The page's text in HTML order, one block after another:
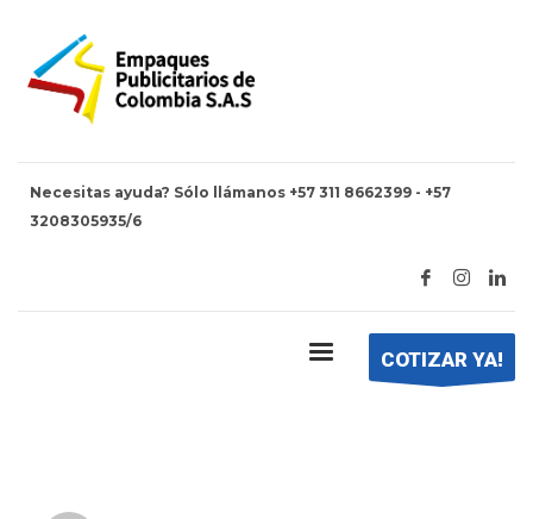
Necesitas ayuda? Sólo llámanos +57 311 8662399 - +57
3208305935/6
COTIZAR YA!
HOME DISEÑO SIN TÍTULO – 2025-05-05T100412.413
05T100412.413